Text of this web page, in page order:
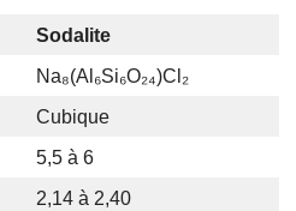
Sodalite
Na₈(Al₆Si₆O₂₄)Cl₂
Cubique
5,5 à 6
2,14 à 2,40